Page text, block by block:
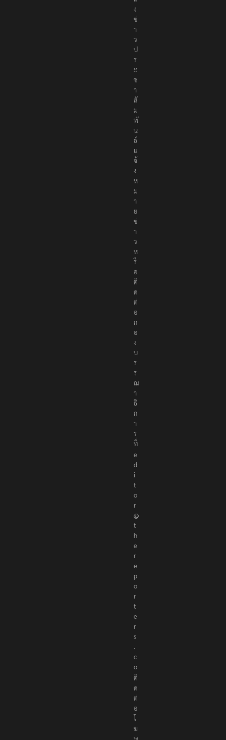
ง
ข่
า
ว
ป
ร
ะ
ช
า
สั
ม
พั
น
ธ์
แ
จ้
ง
ห
ม
า
ย
ข่
า
ว
ห
รื
อ
ติ
ด
ต่
อ
ก
อ
ง
บ
ร
ร
ณ
า
ธิ
ก
า
ร
ที่
e
d
i
t
o
r
@
t
h
e
r
e
p
o
r
t
e
r
s
.
c
o
ติ
ด
ต่
อ
โ
ฆ